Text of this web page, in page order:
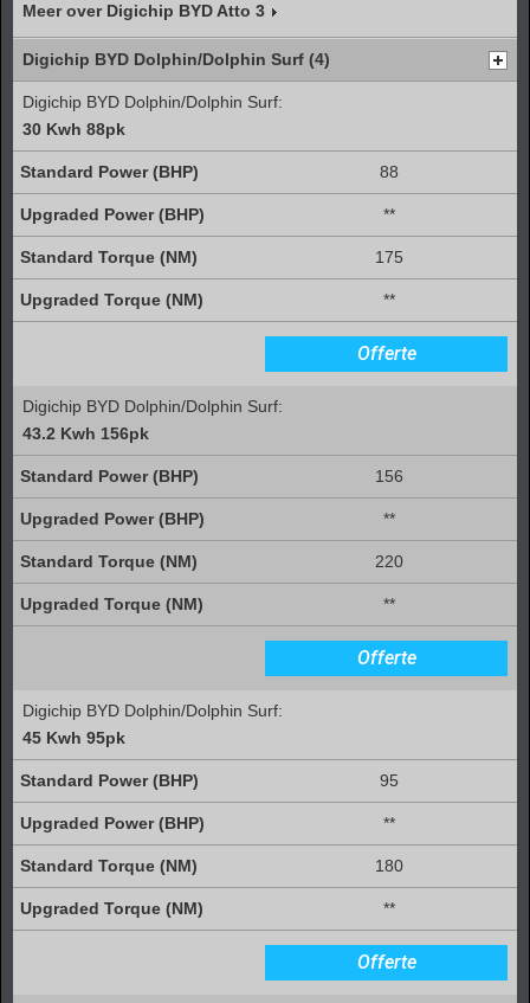
Meer over Digichip BYD Atto 3
Digichip BYD Dolphin/Dolphin Surf (4)
Digichip BYD Dolphin/Dolphin Surf:
30 Kwh 88pk
88
**
175
**
Offerte
Digichip BYD Dolphin/Dolphin Surf:
43.2 Kwh 156pk
156
**
220
**
Offerte
Digichip BYD Dolphin/Dolphin Surf:
45 Kwh 95pk
95
**
180
**
Offerte